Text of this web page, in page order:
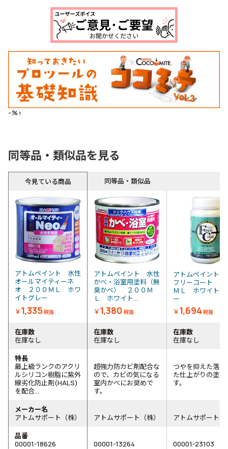
--%>
同等品・類似品を見る
今見ている商品 同等品・類似品
アトムペイント 水性
オールマイティーネ
オ ２００ＭＬ ホワ
イトグレー
￥1,335税抜
アトムペイント 水性
かべ・浴室用塗料（無
臭かべ） ２００Ｍ
Ｌ ホワイト...
￥1,380 税抜
アトムペイント
フリーコート ２
ＭＬ ホワイトグ
ー
￥1,694 税抜
在庫数
在庫なし
在庫数
在庫なし
在庫数
在庫なし
特長
最上級ランクのアクリ
ルシリコン樹脂に紫外
線劣化防止剤(HALS)
を配合...
超強力防カビ剤配合な
ので、カビの気になる
室内かべにお奨めで
す。
つやを抑えた落ち
た仕上がりの塗料
す。
メーカー名
アトムサポート（株）
アトムサポート（株）
アトムサポート（
品番
00001-18626
00001-13264 00001-23103